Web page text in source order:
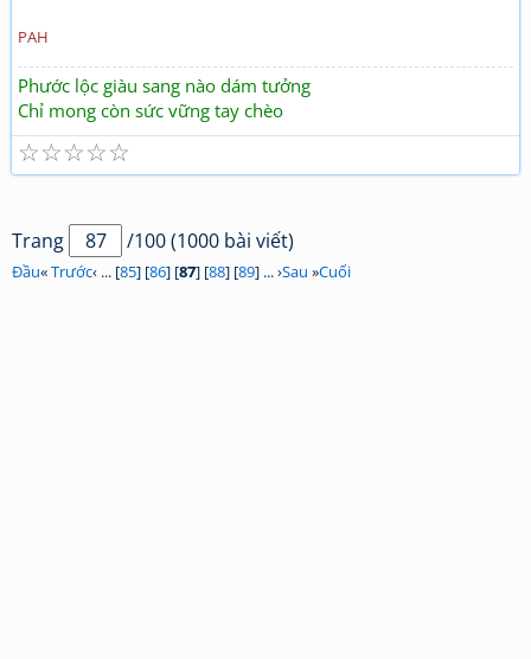
PAH
Phước lộc giàu sang nào dám tưởng
Chỉ mong còn sức vững tay chèo
☆
☆
☆
☆
☆
Trang /100 (1000 bài viết)
Đầu«Trước‹ ... [85] [86] [87] [88] [89] ... ›Sau »Cuối